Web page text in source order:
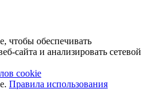
чтобы обеспечивать
сайта и анализировать сетевой
cookie
Правила использования